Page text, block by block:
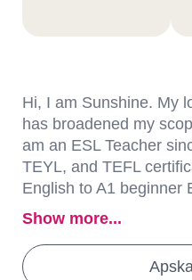
Hi, I am Sunshine. My
has broadened my
am an ESL Teacher
TEYL, and TEFL
English to A1 beginner
Show more...